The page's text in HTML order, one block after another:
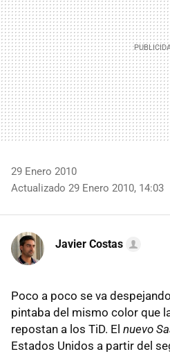
29 Enero 2010
Actualizado 29 Enero 2010, 14:03
Javier Costas
Poco a poco se va
pintaba del mismo color que
repostan a los TiD. El nuevo
Estados Unidos a partir del